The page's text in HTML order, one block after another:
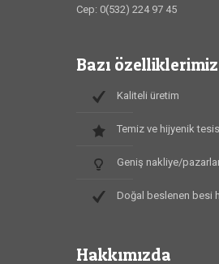
Cep: 0(532) 224 97 45
Bazı özelliklerimiz
Kaliteli üretim
Temiz ve hijyenik
Geniş nakliye/
Doğal beslenen besi
Hakkımızda